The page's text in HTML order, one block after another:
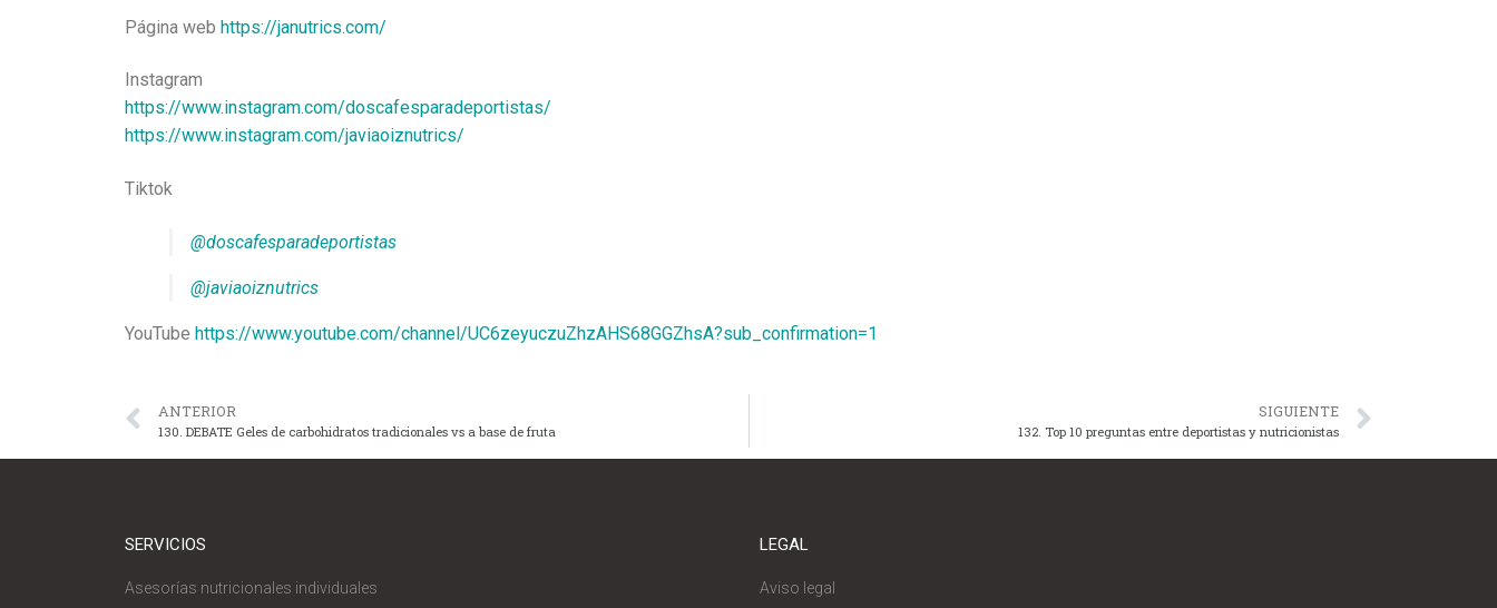
Página web https://janutrics.com/
Instagram
https://www.instagram.com/doscafesparadeportistas/
https://www.instagram.com/javiaoiznutrics/
Tiktok
@doscafesparadeportistas
@javiaoiznutrics
YouTube https://www.youtube.com/channel/UC6zeyuczuZhzAHS68GGZhsA?sub_confirmation=1
ANTERIOR
130. DEBATE Geles de carbohidratos tradicionales vs a base de fruta
SIGUIENTE
132. Top 10 preguntas entre deportistas y nutricionistas
SERVICIOS
Asesorías nutricionales individuales
LEGAL
Aviso legal